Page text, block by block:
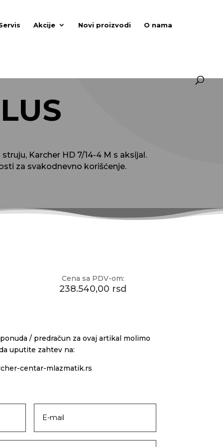
Akcije Novi proizvodi O nama
Karcher HD 7/14-4 M s aksijal.
za svakodnevno korišćenje.
Cena sa PDV-om:
238.540,00 rsd
/ predračun za ovaj artikal molimo
uputite zahtev na:
centar-mlazmatik.rs